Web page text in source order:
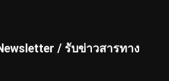
/ รับข่าวสารทาง